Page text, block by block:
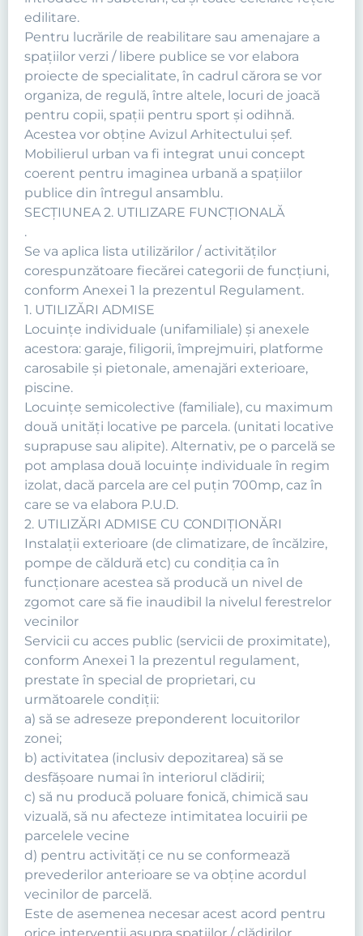
edilitare.
Pentru lucrările de reabilitare sau amenajare a
spaţiilor verzi / libere publice se vor elabora
proiecte de specialitate, în cadrul cărora se vor
organiza, de regulă, între altele, locuri de joacă
pentru copii, spaţii pentru sport şi odihnă.
Acestea vor obține Avizul Arhitectului șef.
Mobilierul urban va fi integrat unui concept
coerent pentru imaginea urbană a spaţiilor
publice din întregul ansamblu.
SECŢIUNEA 2. UTILIZARE FUNCŢIONALĂ
.
Se va aplica lista utilizărilor / activităţilor
corespunzătoare fiecărei categorii de funcţiuni,
conform Anexei 1 la prezentul Regulament.
1. UTILIZĂRI ADMISE
Locuinţe individuale (unifamiliale) şi anexele
acestora: garaje, filigorii, împrejmuiri, platforme
carosabile şi pietonale, amenajări exterioare,
piscine.
Locuinţe semicolective (familiale), cu maximum
două unităţi locative pe parcela. (unitati locative
suprapuse sau alipite). Alternativ, pe o parcelă se
pot amplasa două locuințe individuale în regim
izolat, dacă parcela are cel puțin 700mp, caz în
care se va elabora P.U.D.
2. UTILIZĂRI ADMISE CU CONDIŢIONĂRI
Instalaţii exterioare (de climatizare, de încălzire,
pompe de căldură etc) cu condiţia ca în
funcţionare acestea să producă un nivel de
zgomot care să fie inaudibil la nivelul ferestrelor
vecinilor
Servicii cu acces public (servicii de proximitate),
conform Anexei 1 la prezentul regulament,
prestate în special de proprietari, cu
următoarele condiţii:
a) să se adreseze preponderent locuitorilor
zonei;
b) activitatea (inclusiv depozitarea) să se
desfăşoare numai în interiorul clădirii;
c) să nu producă poluare fonică, chimică sau
vizuală, să nu afecteze intimitatea locuirii pe
parcelele vecine
d) pentru activităţi ce nu se conformează
prevederilor anterioare se va obţine acordul
vecinilor de parcelă.
Este de asemenea necesar acest acord pentru